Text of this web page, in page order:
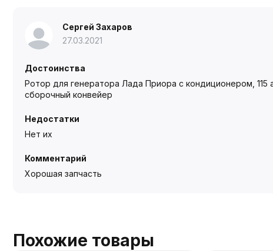
Сергей Захаров
27.03.2021
Достоинства
Ротор для генератора Лада Приора с кондиционером,
сборочный конвейер
Недостатки
Нет их
Комментарий
Хорошая запчасть
Похожие товары